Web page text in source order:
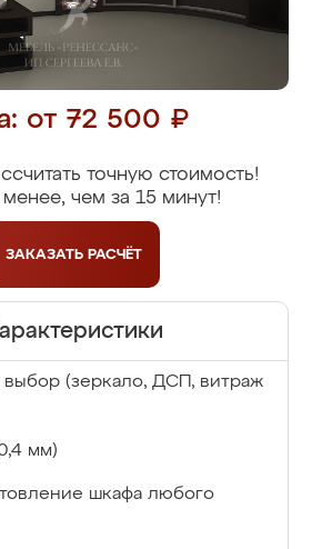
от 72 500 ₽
точную стоимость!
чем за 15 минут!
ЗАКАЗАТЬ РАСЧЁТ
выбор (зеркало, ДСП, витраж
мм)
шкафа любого